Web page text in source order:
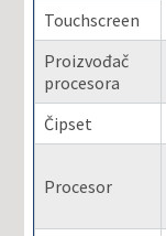
Touchscreen
Proizvođač
procesora
Čipset
Procesor